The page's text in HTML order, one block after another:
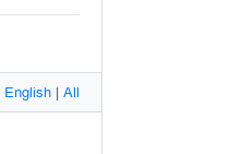
English | All